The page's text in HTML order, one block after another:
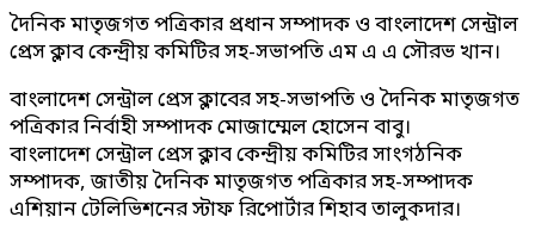
দৈনিক মাতৃজগত পত্রিকার প্রধান সম্পাদক ও বাংলাদেশ সেন্ট্রাল
প্রেস ক্লাব কেন্দ্রীয় কমিটির সহ-সভাপতি এম এ এ সৌরভ খান।
বাংলাদেশ সেন্ট্রাল প্রেস ক্লাবের সহ-সভাপতি ও দৈনিক মাতৃজগত
পত্রিকার নির্বাহী সম্পাদক মোজাম্মেল হোসেন বাবু।
বাংলাদেশ সেন্ট্রাল প্রেস ক্লাব কেন্দ্রীয় কমিটির সাংগঠনিক
সম্পাদক, জাতীয় দৈনিক মাতৃজগত পত্রিকার সহ-সম্পাদক
এশিয়ান টেলিভিশনের স্টাফ রিপোর্টার শিহাব তালুকদার।